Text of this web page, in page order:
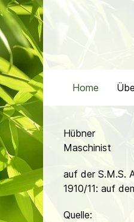
Home
Hübner
Maschinist
auf der S.M.S.
1910/11: auf
Quelle: